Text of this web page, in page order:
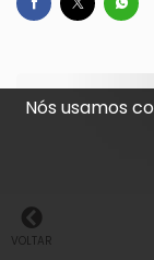
Nós usamos
VOLTAR